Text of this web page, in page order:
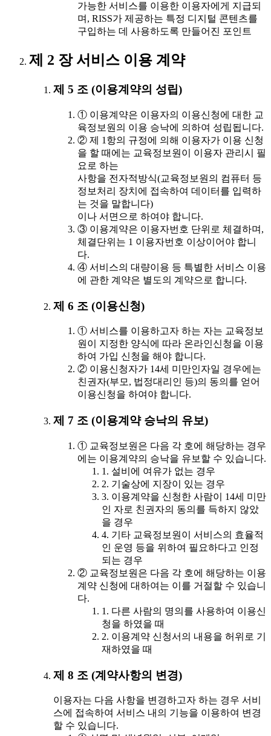
가능한 서비스를 이용한 이용자에게 지급되
며, RISS가 제공하는 특정 디지털 콘텐츠를
구입하는 데 사용하도록 만들어진 포인트
제 2 장 서비스 이용 계약
제 5 조 (이용계약의 성립)
① 이용계약은 이용자의 이용신청에 대한 교
육정보원의 이용 승낙에 의하여 성립됩니다.
② 제 1항의 규정에 의해 이용자가 이용 신청
을 할 때에는 교육정보원이 이용자 관리시 필
요로 하는
사항을 전자적방식(교육정보원의 컴퓨터 등
정보처리 장치에 접속하여 데이터를 입력하
는 것을 말합니다)
이나 서면으로 하여야 합니다.
③ 이용계약은 이용자번호 단위로 체결하며,
체결단위는 1 이용자번호 이상이어야 합니
다.
④ 서비스의 대량이용 등 특별한 서비스 이용
에 관한 계약은 별도의 계약으로 합니다.
제 6 조 (이용신청)
① 서비스를 이용하고자 하는 자는 교육정보
원이 지정한 양식에 따라 온라인신청을 이용
하여 가입 신청을 해야 합니다.
② 이용신청자가 14세 미만인자일 경우에는
친권자(부모, 법정대리인 등)의 동의를 얻어
이용신청을 하여야 합니다.
제 7 조 (이용계약 승낙의 유보)
① 교육정보원은 다음 각 호에 해당하는 경우
에는 이용계약의 승낙을 유보할 수 있습니다.
1. 설비에 여유가 없는 경우
2. 기술상에 지장이 있는 경우
3. 이용계약을 신청한 사람이 14세 미만
인 자로 친권자의 동의를 득하지 않았
을 경우
4. 기타 교육정보원이 서비스의 효율적
인 운영 등을 위하여 필요하다고 인정
되는 경우
② 교육정보원은 다음 각 호에 해당하는 이용
계약 신청에 대하여는 이를 거절할 수 있습니
다.
1. 다른 사람의 명의를 사용하여 이용신
청을 하였을 때
2. 이용계약 신청서의 내용을 허위로 기
재하였을 때
제 8 조 (계약사항의 변경)
이용자는 다음 사항을 변경하고자 하는 경우 서비
스에 접속하여 서비스 내의 기능을 이용하여 변경
할 수 있습니다.